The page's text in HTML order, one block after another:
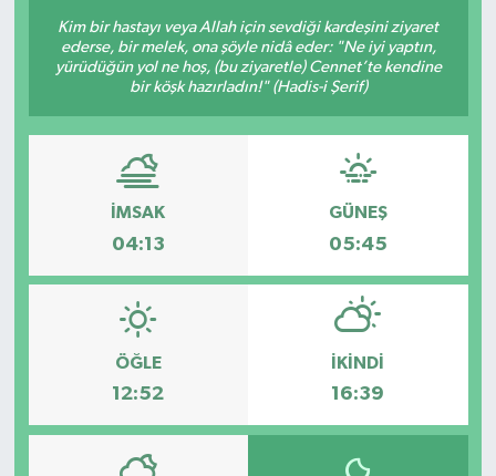
Kim bir hastayı veya Allah için sevdiği kardeşini ziyaret
ederse, bir melek, ona şöyle nidâ eder: "Ne iyi yaptın,
yürüdüğün yol ne hoş, (bu ziyaretle) Cennet’te kendine
bir köşk hazırladın!" (Hadis-i Şerif)
İMSAK
04:13
GÜNEŞ
05:45
ÖĞLE
12:52
İKINDI
16:39